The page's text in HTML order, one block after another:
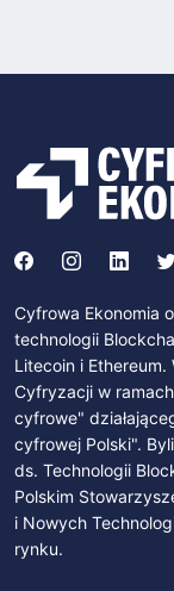
Cyfrowa Ekonomia
technologii
Litecoin i Ethereum.
Cyfryzacji w
cyfrowe"
cyfrowej Polski".
ds. Technologii
Polskim
i Nowych
rynku.